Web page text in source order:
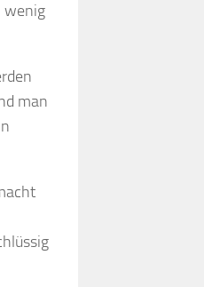
wenig
man